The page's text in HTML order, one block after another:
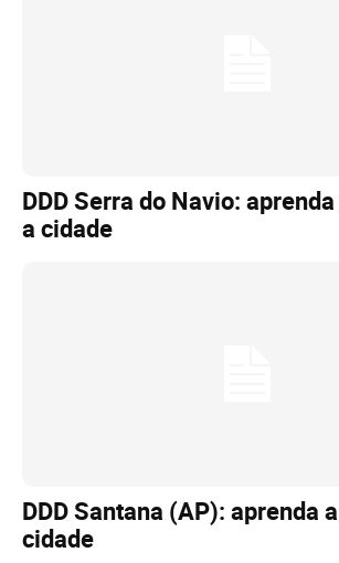
DDD Serra do Navio:
a cidade
DDD Santana (AP): aprenda
cidade